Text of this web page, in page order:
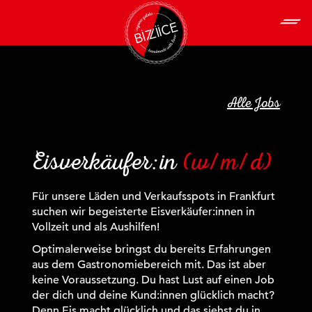
Alle Jobs
Eisverkäufer:in(w/m/d)
Für unsere Läden und Verkaufsspots in Frankfurt
suchen wir begeisterte Eisverkäufer:innen in
Vollzeit und als Aushilfen!
Optimalerweise bringst du bereits Erfahrungen
aus dem Gastronomiebereich mit. Das ist aber
keine Voraussetzung. Du hast Lust auf einen Job
der dich und deine Kund:innen glücklich macht?